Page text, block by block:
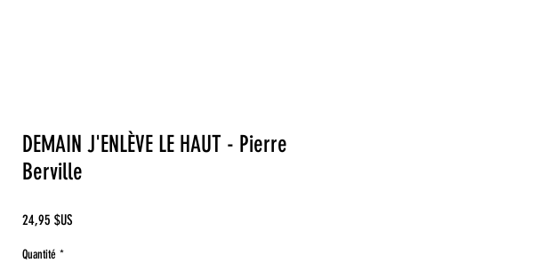
DEMAIN J'ENLÈVE LE HAUT - Pierre
Berville
24,95 $US
Quantité *